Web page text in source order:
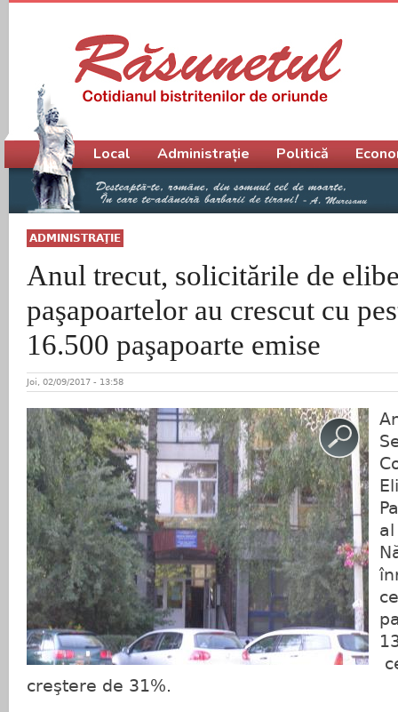
ADMINISTRAŢIE
Anul trecut, solicitările de
paşapoartelor au crescut cu
16.500 paşapoarte emise
Joi, 02/09/2017 - 13:58
creştere de 31%.
Meniu principal
Local Administrație Politică